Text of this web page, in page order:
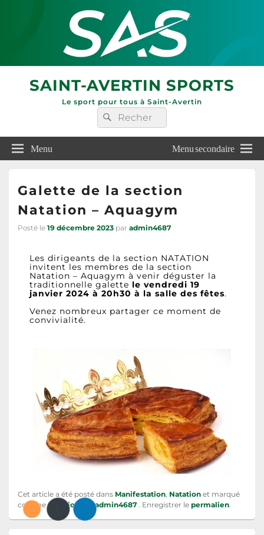
SAINT-AVERTIN SPORTS
Le sport pour tous à Saint-Avertin
Menu Menu secondaire
Galette de la section
Natation – Aquagym
Posté le 19 décembre 2023 par admin4687
Les dirigeants de la section NATATION
invitent les membres de la section
Natation – Aquagym à venir déguster la
traditionnelle galette le vendredi 19
janvier 2024 à 20h30 à la salle des fêtes.
Venez nombreux partager ce moment de
convivialité.
Cet article a été posté dans Manifestation, Natation et marqué
commeNatation paradmin4687 . Enregistrer le permalien.